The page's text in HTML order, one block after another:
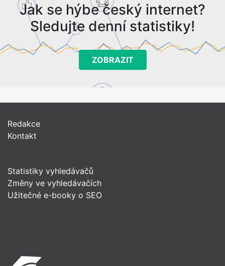
Jak se hýbe český internet?
Sledujte denní statistiky!
ZOBRAZIT
Redakce
Kontakt
Statistiky vyhledávačů
Změny ve vyhledávačích
Užitečné e-booky o SEO